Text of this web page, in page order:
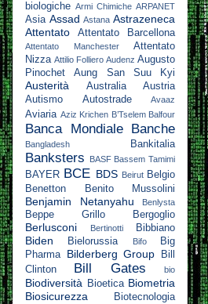
biologiche Armi Chimiche ARPANET
Asia Assad Astana Astrazeneca
Attentato
Attentato Barcellona
Attentato Manchester
Attentato
Nizza Attilio Folliero Audenz Augusto
Pinochet
Aung San Suu Kyi
Austerità Australia
Austria
Autismo
Autostrade Avaaz
Aviaria Aziz Krichen B’Tselem Balfour
Banca Mondiale Banche
Bangladesh Bankitalia
Banksters BASF Bassem Tamimi
BAYER BCE BDS Beirut Belgio
Benetton
Benito Mussolini
Benjamin Netanyahu Benlysta
Beppe Grillo Bergoglio
Berlusconi Bertinotti Bibbiano
Biden Bielorussia Bifo
Big
Pharma
Bilderberg Group
Bill
Clinton
Bill Gates bio
Biodiversità Bioetica Biometria
Biosicurezza
Biotecnologia